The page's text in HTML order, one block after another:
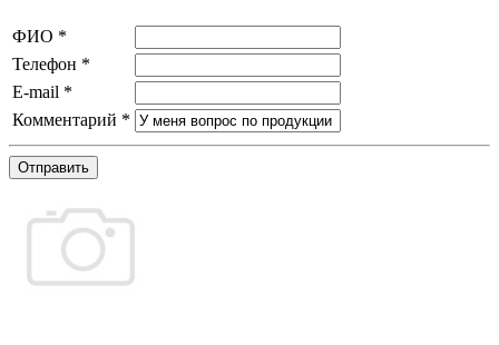
ФИО *
Телефон *
E-mail *
Комментарий *
Отправить